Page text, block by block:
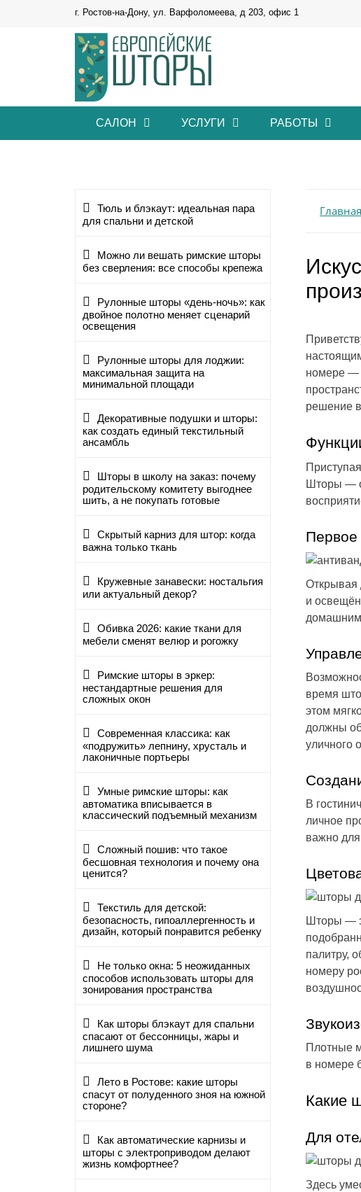
г. Ростов-на-Дону, ул. Варфоломеева, д 203, офис 1
САЛОН УСЛУГИ РАБОТЫ
Тюль и блэкаут: идеальная пара
для спальни и детской
Можно ли вешать римские шторы
без сверления: все способы крепежа
Рулонные шторы «день-ночь»: как
двойное полотно меняет сценарий
освещения
Рулонные шторы для лоджии:
максимальная защита на
минимальной площади
Декоративные подушки и шторы:
как создать единый текстильный
ансамбль
Шторы в школу на заказ: почему
родительскому комитету выгоднее
шить, а не покупать готовые
Скрытый карниз для штор: когда
важна только ткань
Кружевные занавески: ностальгия
или актуальный декор?
Обивка 2026: какие ткани для
мебели сменят велюр и рогожку
Римские шторы в эркер:
нестандартные решения для
сложных окон
Современная классика: как
«подружить» лепнину, хрусталь и
лаконичные портьеры
Умные римские шторы: как
автоматика вписывается в
классический подъемный механизм
Сложный пошив: что такое
бесшовная технология и почему она
ценится?
Текстиль для детской:
безопасность, гипоаллергенность и
дизайн, который понравится ребенку
Не только окна: 5 неожиданных
способов использовать шторы для
зонирования пространства
Как шторы блэкаут для спальни
спасают от бессонницы, жары и
лишнего шума
Лето в Ростове: какие шторы
спасут от полуденного зноя на южной
стороне?
Как автоматические карнизы и
шторы с электроприводом делают
жизнь комфортнее?
Главная
номере —
решение
Шторы —
Первое
Открывая
и
домашним
время
этом
должны
уличного
В
личное
важно
Шторы —
палитру,
номеру
Плотные
в номере
Какие
Для
Здесь